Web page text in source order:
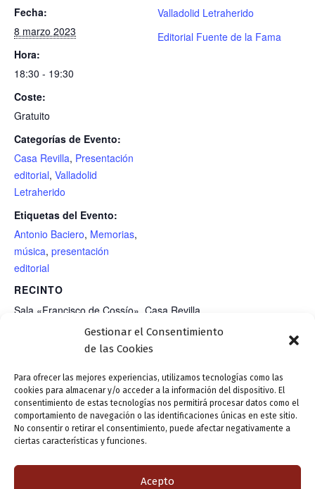
Gestionar el Consentimiento
de las Cookies
Para ofrecer las mejores experiencias, utilizamos tecnologías como las
cookies para almacenar y/o acceder a la información del dispositivo. El
consentimiento de estas tecnologías nos permitirá procesar datos como el
comportamiento de navegación o las identificaciones únicas en este sitio.
No consentir o retirar el consentimiento, puede afectar negativamente a
ciertas características y funciones.
Acepto
Fecha:
8 marzo 2023
Hora:
18:30 - 19:30
Coste:
Gratuito
Categorías de Evento:
Casa Revilla, Presentación
editorial, Valladolid
Letraherido
Etiquetas del Evento:
Antonio Baciero, Memorias,
música, presentación
editorial
RECINTO
Sala «Francisco de Cossío», Casa Revilla
+ Google Map
Valladolid Letraherido
Editorial Fuente de la Fama
Presentación editorial:
«Escarcha» (poemario), de
CANCELADO. Presentación editorial:
«Dios nunca pide disculpas», de Álvaro